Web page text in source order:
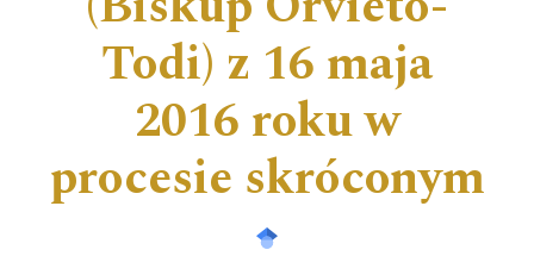
Todi) z 16 maja
2016 roku w
procesie skróconym